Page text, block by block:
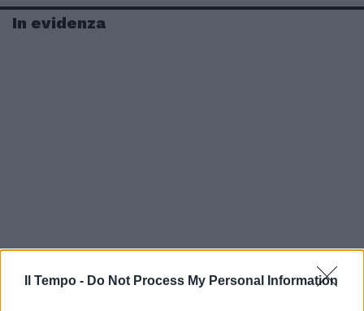
Il Tempo - Do Not Process My Personal Information
In evidenza